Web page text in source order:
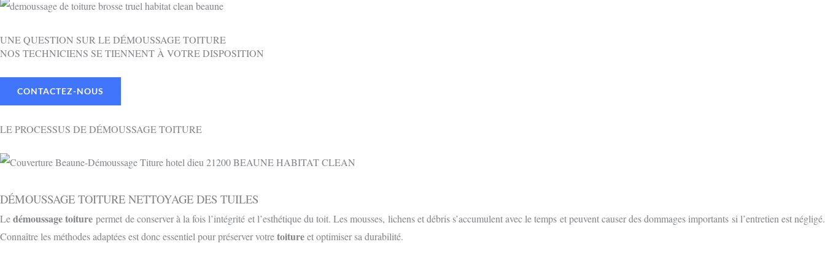
UNE QUESTION SUR LE DÉMOUSSAGE TOITURE
NOS TECHNICIENS SE TIENNENT À VOTRE DISPOSITION
CONTACTEZ-NOUS
LE PROCESSUS DE DÉMOUSSAGE TOITURE
DÉMOUSSAGE TOITURE NETTOYAGE DES TUILES
Ledémoussage toiture permet de conserver à la fois l’intégrité et l’esthétique du toit. Les mousses, lichens et débris s’accumulent avec le temps et peuvent causer des dommages importants si l’entretien est négligé.
Connaître les méthodes adaptées est donc essentiel pour préserver votretoitureet optimiser sa durabilité.